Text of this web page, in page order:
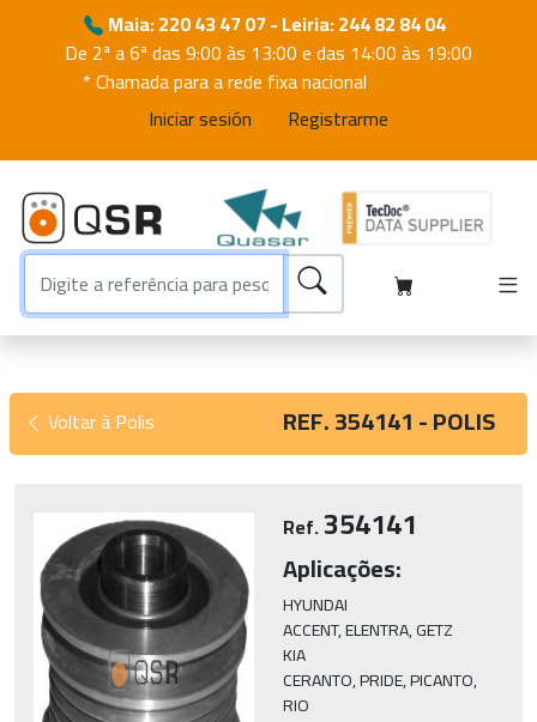
Maia: 220 43 47 07 - Leiria: 244 82 84 04
De 2ª a 6ª das 9:00 às 13:00 e das 14:00 às 19:00
* Chamada para a rede fixa nacional
Iniciar sesión
Registrarme
Voltar à Polis REF. 354141 - POLIS
Ref.354141
Aplicações:
HYUNDAI
ACCENT, ELENTRA, GETZ
KIA
CERANTO, PRIDE, PICANTO,
RIO